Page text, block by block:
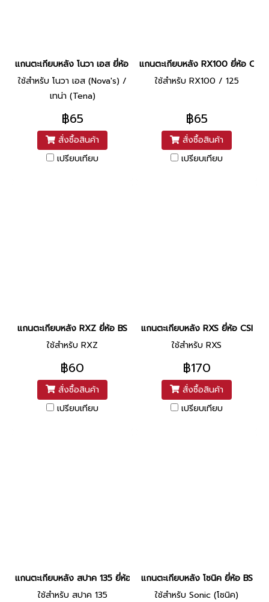
แกนตะเกียบหลัง โนวา เอส ยี่ห้อ BS
ใช้สำหรับ โนวา เอส (Nova's) /
เทน่า (Tena)
฿65
สั่งซื้อสินค้า
เปรียบเทียบ
แกนตะเกียบหลัง RX100 ยี่ห้อ CSI
ใช้สำหรับ RX100 / 125
฿65
สั่งซื้อสินค้า
เปรียบเทียบ
แกนตะเกียบหลัง RXZ ยี่ห้อ BS
ใช้สำหรับ RXZ
฿60
สั่งซื้อสินค้า
เปรียบเทียบ
แกนตะเกียบหลัง RXS ยี่ห้อ CSI
ใช้สำหรับ RXS
฿170
สั่งซื้อสินค้า
เปรียบเทียบ
แกนตะเกียบหลัง สปาค 135 ยี่ห้อ BS
ใช้สำหรับ สปาค 135
แกนตะเกียบหลัง โซนิค ยี่ห้อ BS
ใช้สำหรับ Sonic (โซนิค)